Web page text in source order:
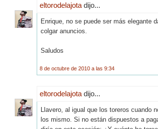
eltorodelajota dijo...
Enrique, no se puede ser más elegante
colgar anuncios.
Saludos
8 de octubre de 2010 a las 9:34
eltorodelajota dijo...
Llavero, al igual que los toreros
los mismo. Si no están dispuestos a